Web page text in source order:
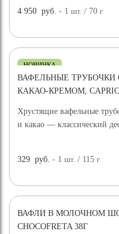
4 950 руб. - 1шт. / 70г
НОВИНКА
ВАФЕЛЬНЫЕ
КАКАО-КРЕМОМ,
Хрустящие вафельные
и какао — классический
329 руб. - 1шт. / 115г
ВАФЛИ В МОЛОЧНОМ
CHOCOFRETA 38Г